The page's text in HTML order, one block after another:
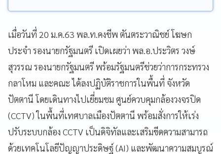
เมื่อวันที่ 20 ม.ค.63 พล.ท.คงชีพ ตันตระวาณิชย์ โฆษก
ประจำ รองนายกรัฐมนตรี เปิดเผยว่า พล.อ.ประวิตร วงษ์
สุวรรณ รองนายกรัฐมนตรี พร้อมรัฐมนตรีช่วยว่าการกระทรวง
กลาโหม และคณะ ได้ลงปฏิบัติราชการในพื้นที่ จังหวัด
ปัตตานี โดยเดินทางไปเยี่ยมชม ศูนย์ควบคุมกล้องวงจรปิด
(CCTV) ในพื้นที่เทศบาลเมืองปัตตานี พร้อมสั่งการให้เร่ง
ปรับระบบกล้อง CCTV เป็นดิจิทัลและเสริมขีดความสามารถ
ด้วยเทคโนโลยีปัญญาประดิษฐ์ (AI) และพัฒนาความสมบูรณ์